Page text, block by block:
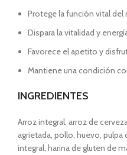
Protege la función vital del
Dispara la vitalidad y
Favorece el apetito y
Mantiene una condición
INGREDIENTES
Arroz integral, arroz de
agrietada, pollo, huevo,
integral, harina de gluten de